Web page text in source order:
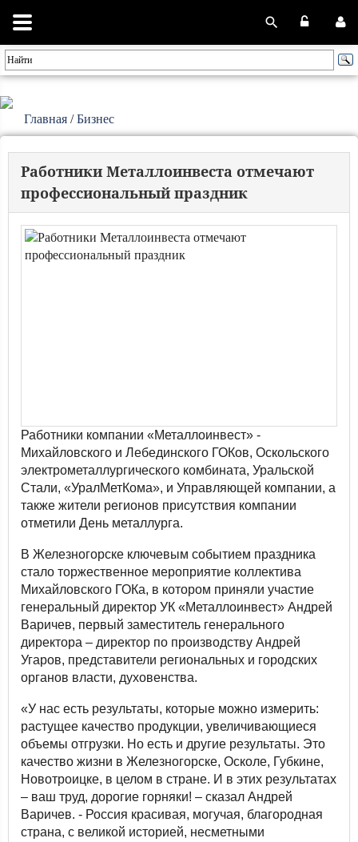
Главная /Бизнес
Работники Металлоинвеста отмечают
профессиональный праздник
Работники компании «Металлоинвест» -
Михайловского и Лебединского ГОКов, Оскольского
электрометаллургического комбината, Уральской
Стали, «УралМетКома», и Управляющей компании, а
также жители регионов присутствия компании
отметили День металлурга.
В Железногорске ключевым событием праздника
стало торжественное мероприятие коллектива
Михайловского ГОКа, в котором приняли участие
генеральный директор УК «Металлоинвест» Андрей
Варичев, первый заместитель генерального
директора – директор по производству Андрей
Угаров, представители региональных и городских
органов власти, духовенства.
«У нас есть результаты, которые можно измерить:
растущее качество продукции, увеличивающиеся
объемы отгрузки. Но есть и другие результаты. Это
качество жизни в Железногорске, Осколе, Губкине,
Новотроицке, в целом в стране. И в этих результатах
– ваш труд, дорогие горняки! – сказал Андрей
Варичев. - Россия красивая, могучая, благородная
страна, с великой историей, несметными